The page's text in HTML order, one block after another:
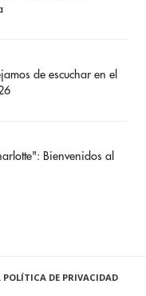
de escuchar en el
Bienvenidos al
POLÍTICA DE PRIVACIDAD